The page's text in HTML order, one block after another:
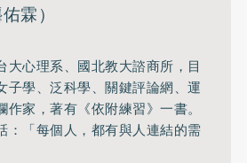
霖）
大心理系、國北教大諮商所，目
子學、泛科學、關鍵評論網、運
家，著有《依附練習》一書。
：「每個人，都有與人連結的需